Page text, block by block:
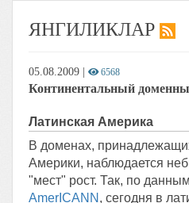
ЯНГИЛИКЛАР
05.08.2009 6568
Континентальный
Латинская Америка
В доменах,
Америки, наблюдается
"мест" рост. Так, по
AmerICANN , сегодня в